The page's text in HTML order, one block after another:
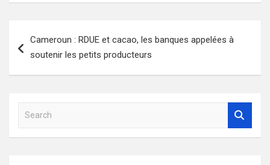
de
Cameroun : RDUE et cacao, les banques appelées à
soutenir les petits producteurs
a